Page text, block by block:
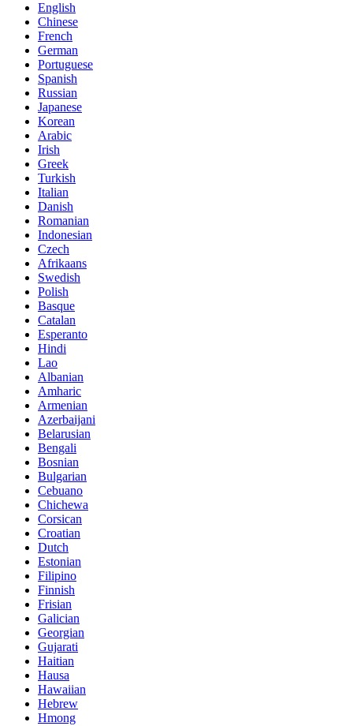
English
Chinese
French
German
Portuguese
Spanish
Russian
Japanese
Korean
Arabic
Irish
Greek
Turkish
Italian
Danish
Romanian
Indonesian
Czech
Afrikaans
Swedish
Polish
Basque
Catalan
Esperanto
Hindi
Lao
Albanian
Amharic
Armenian
Azerbaijani
Belarusian
Bengali
Bosnian
Bulgarian
Cebuano
Chichewa
Corsican
Croatian
Dutch
Estonian
Filipino
Finnish
Frisian
Galician
Georgian
Gujarati
Haitian
Hausa
Hawaiian
Hebrew
Hmong